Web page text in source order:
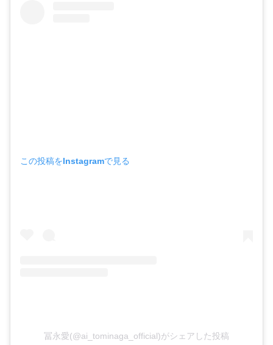
この投稿をInstagramで見る
冨永愛(@ai_tominaga_official)がシェアした投稿